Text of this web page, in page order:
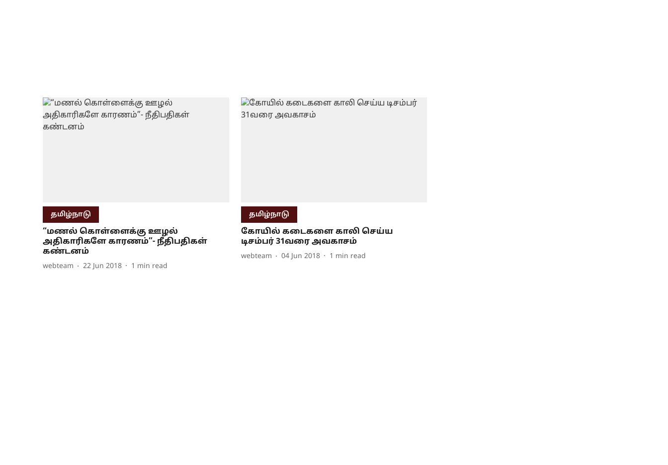
தமிழ்நாடு
“மணல் கொள்ளைக்கு ஊழல்
அதிகாரிகளே காரணம்”- நீதிபதிகள்
கண்டனம்
webteam 22 Jun 2018 1 min read
தமிழ்நாடு
கோயில் கடைகளை காலி செய்ய
டிசம்பர் 31வரை அவகாசம்
webteam 04 Jun 2018 1 min read